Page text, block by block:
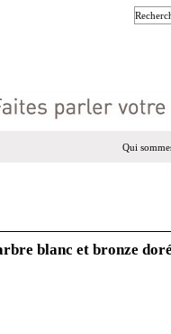
Qui
blanc et bronze